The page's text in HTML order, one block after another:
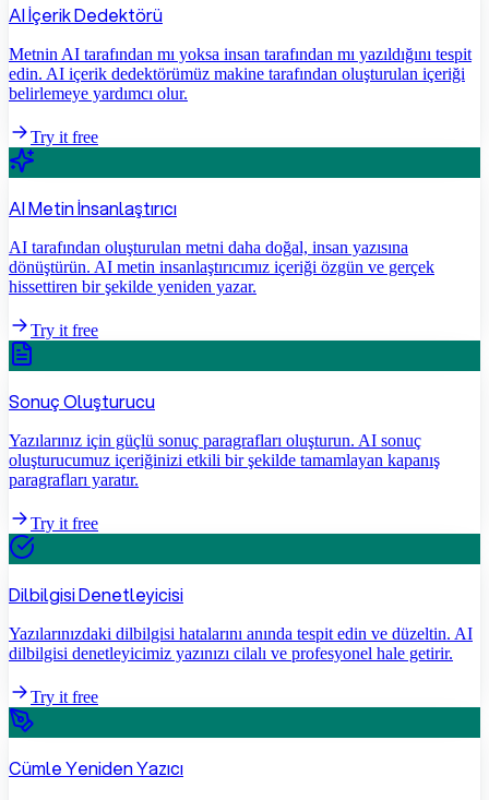
AI İçerik Dedektörü
Metnin AI tarafından mı yoksa insan tarafından mı yazıldığını tespit
edin. AI içerik dedektörümüz makine tarafından oluşturulan içeriği
belirlemeye yardımcı olur.
Try it free
AI Metin İnsanlaştırıcı
AI tarafından oluşturulan metni daha doğal, insan yazısına
dönüştürün. AI metin insanlaştırıcımız içeriği özgün ve gerçek
hissettiren bir şekilde yeniden yazar.
Try it free
Sonuç Oluşturucu
Yazılarınız için güçlü sonuç paragrafları oluşturun. AI sonuç
oluşturucumuz içeriğinizi etkili bir şekilde tamamlayan kapanış
paragrafları yaratır.
Try it free
Dilbilgisi Denetleyicisi
Yazılarınızdaki dilbilgisi hatalarını anında tespit edin ve düzeltin. AI
dilbilgisi denetleyicimiz yazınızı cilalı ve profesyonel hale getirir.
Try it free
Cümle Yeniden Yazıcı